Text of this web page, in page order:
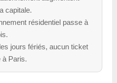
capitale.
résidentiel passe à
jours fériés, aucun ticket
à Paris.